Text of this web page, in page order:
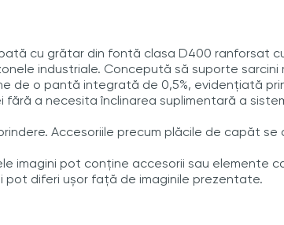
cu grătar din fontă clasa D400 ranforsat
industriale. Concepută să suporte
de o pantă integrată de 0,5%, evidențiată
a necesita înclinarea suplimentară a
Accesoriile precum plăcile de capăt
imagini pot conține accesorii sau elemente
pot diferi ușor față de imaginile prezentate.